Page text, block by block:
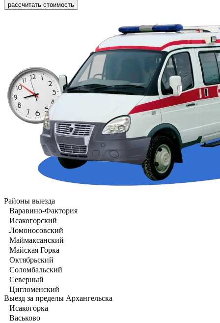
рассчитать стоимость
Районы выезда
Варавино-Фактория
Исакогорский
Ломоносовский
Маймаксанский
Майская Горка
Октябрьский
Соломбальский
Северный
Цигломенский
Выезд за пределы Архангельска
Исакогорка
Васьково